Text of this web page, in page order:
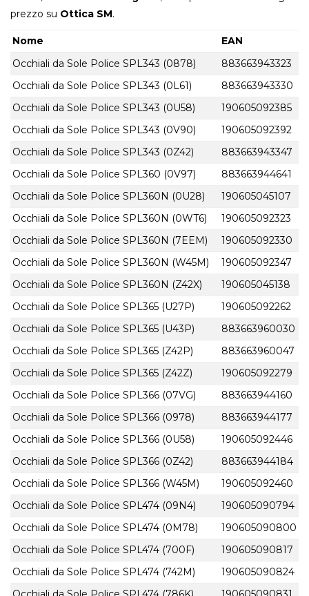
prezzo su Ottica SM.
Nome
EAN
Occhiali da Sole Police SPL343 (0878)
883663943323
Occhiali da Sole Police SPL343 (0L61)
883663943330
Occhiali da Sole Police SPL343 (0U58)
190605092385
Occhiali da Sole Police SPL343 (0V90)
190605092392
Occhiali da Sole Police SPL343 (0Z42)
883663943347
Occhiali da Sole Police SPL360 (0V97)
883663944641
Occhiali da Sole Police SPL360N (0U28)
190605045107
Occhiali da Sole Police SPL360N (0WT6)
190605092323
Occhiali da Sole Police SPL360N (7EEM)
190605092330
Occhiali da Sole Police SPL360N (W45M)
190605092347
Occhiali da Sole Police SPL360N (Z42X)
190605045138
Occhiali da Sole Police SPL365 (U27P)
190605092262
Occhiali da Sole Police SPL365 (U43P)
883663960030
Occhiali da Sole Police SPL365 (Z42P)
883663960047
Occhiali da Sole Police SPL365 (Z42Z)
190605092279
Occhiali da Sole Police SPL366 (07VG)
883663944160
Occhiali da Sole Police SPL366 (0978)
883663944177
Occhiali da Sole Police SPL366 (0U58)
190605092446
Occhiali da Sole Police SPL366 (0Z42)
883663944184
Occhiali da Sole Police SPL366 (W45M)
190605092460
Occhiali da Sole Police SPL474 (09N4)
190605090794
Occhiali da Sole Police SPL474 (0M78)
190605090800
Occhiali da Sole Police SPL474 (700F)
190605090817
Occhiali da Sole Police SPL474 (742M)
190605090824